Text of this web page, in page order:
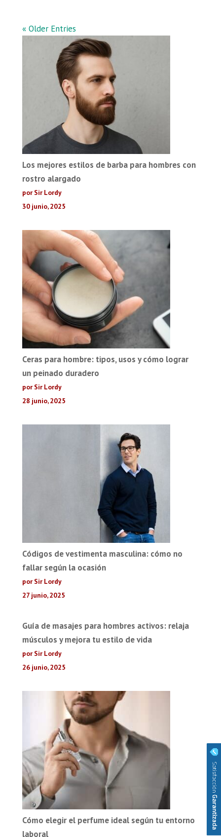
« Older Entries
Los mejores estilos de barba para hombres con
rostro alargado
por Sir Lordy
30 junio, 2025
Ceras para hombre: tipos, usos y cómo lograr
un peinado duradero
por Sir Lordy
28 junio, 2025
Códigos de vestimenta masculina: cómo no
fallar según la ocasión
por Sir Lordy
27 junio, 2025
Guía de masajes para hombres activos: relaja
músculos y mejora tu estilo de vida
por Sir Lordy
26 junio, 2025
Cómo elegir el perfume ideal según tu entorno
laboral